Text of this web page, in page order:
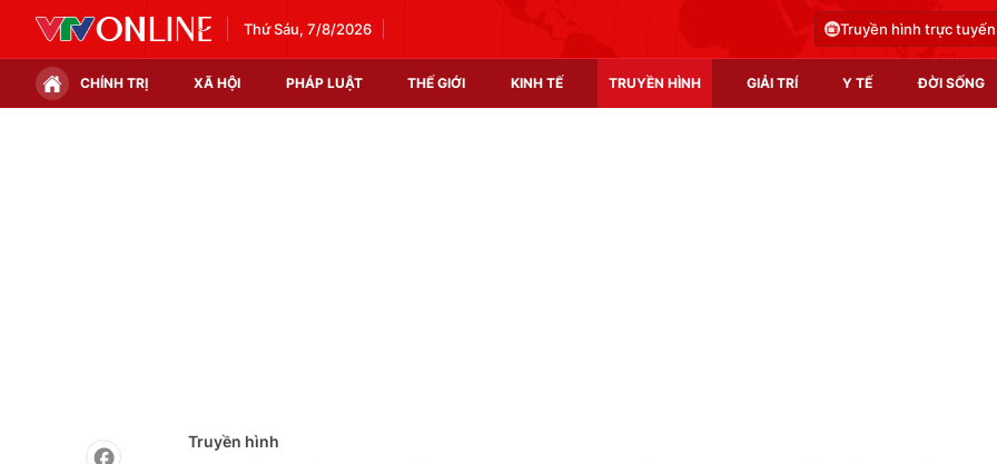
Thứ Sáu, 7/8/2026 Truyền hình trực tuyến
CHÍNH TRỊ XÃ HỘI PHÁP LUẬT THẾ GIỚI KINH TẾ TRUYỀN HÌNH GIẢI TRÍ Y TẾ ĐỜI SỐNG
Truyền hình